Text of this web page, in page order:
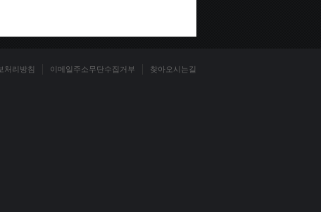
처리방침 이메일주소무단수집거부 찾아오시는길